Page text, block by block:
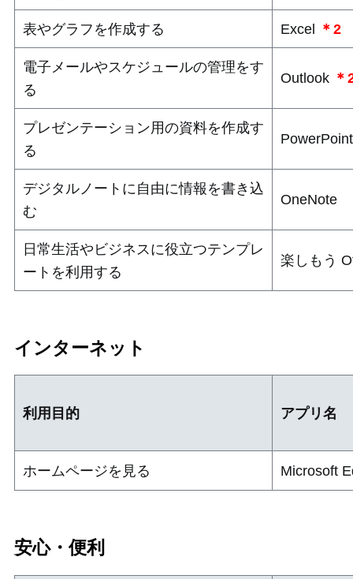
表やグラフを作成する Excel ＊2
電子メールやスケジュールの管理をす
る
Outlook ＊
プレゼンテーション用の資料を作成す
る
デジタルノートに自由に情報を書き込
む
OneNote
日常生活やビジネスに役立つテンプレ
ートを利用する
楽しもう
インターネット
利用目的 アプリ名
ホームページを見る Microsoft
安心・便利